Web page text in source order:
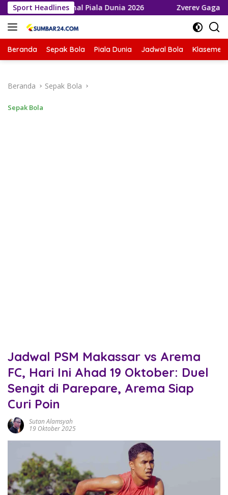
Langsung
ke
konten
Sport Headlines
ke Final Piala Dunia 2026 Zverev Gagal Juara di
Beranda Sepak Bola Piala Dunia Jadwal Bola Klasemen
Beranda Sepak Bola
Sepak Bola
Jadwal PSM Makassar vs Arema
FC, Hari Ini Ahad 19 Oktober: Duel
Sengit di Parepare, Arema Siap
Curi Poin
Sutan Alamsyah
19 Oktober 2025